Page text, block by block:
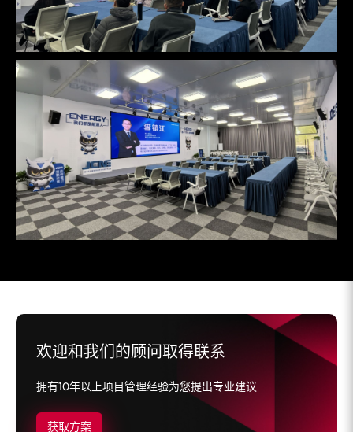
欢迎和我们的顾问取得联系
拥有10年以上项目管理经验为您提出专业建议
获取方案